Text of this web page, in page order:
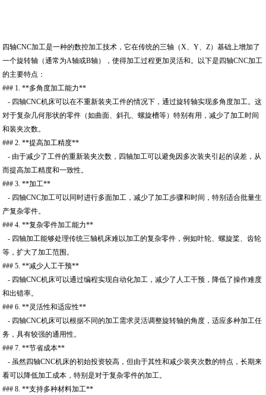
四轴CNC加工是一种的数控加工技术，它在传统的三轴（X、Y、Z）基础上增加了
一个旋转轴（通常为A轴或B轴），使得加工过程更加灵活和。以下是四轴CNC加工
的主要特点：
### 1. **多角度加工能力**
- 四轴CNC机床可以在不重新装夹工件的情况下，通过旋转轴实现多角度加工。这
对于复杂几何形状的零件（如曲面、斜孔、螺旋槽等）特别有用，减少了加工时间
和装夹次数。
### 2. **提高加工精度**
- 由于减少了工件的重新装夹次数，四轴加工可以避免因多次装夹引起的误差，从
而提高加工精度和一致性。
### 3. **加工**
- 四轴CNC加工可以同时进行多面加工，减少了加工步骤和时间，特别适合批量生
产复杂零件。
### 4. **复杂零件加工能力**
- 四轴加工能够处理传统三轴机床难以加工的复杂零件，例如叶轮、螺旋桨、齿轮
等，扩大了加工范围。
### 5. **减少人工干预**
- 四轴CNC机床可以通过编程实现自动化加工，减少了人工干预，降低了操作难度
和出错率。
### 6. **灵活性和适应性**
- 四轴CNC机床可以根据不同的加工需求灵活调整旋转轴的角度，适应多种加工任
务，具有较强的通用性。
### 7. **节省成本**
- 虽然四轴CNC机床的初始投资较高，但由于其性和减少装夹次数的特点，长期来
看可以降低加工成本，特别是对于复杂零件的加工。
### 8. **支持多种材料加工**